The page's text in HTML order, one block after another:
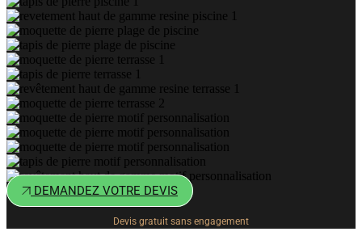
DEMANDEZ VOTRE DEVIS
Devis gratuit sans engagement